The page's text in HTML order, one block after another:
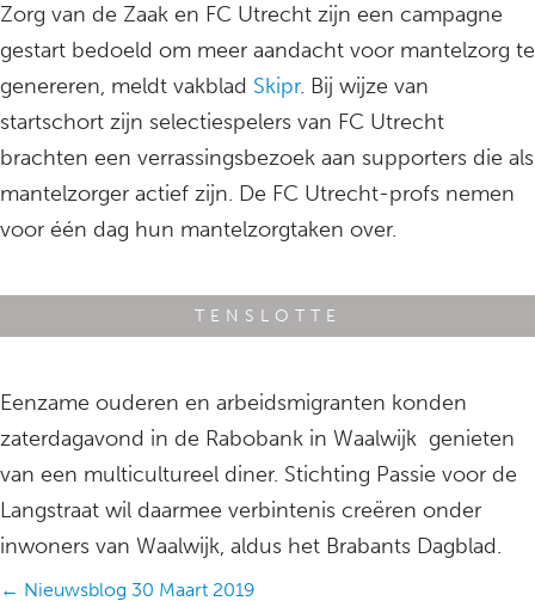
Zorg van de Zaak en FC Utrecht zijn een campagne
gestart bedoeld om meer aandacht voor mantelzorg te
genereren, meldt vakblad Skipr. Bij wijze van
startschort zijn selectiespelers van FC Utrecht
brachten een verrassingsbezoek aan supporters die als
mantelzorger actief zijn. De FC Utrecht-profs nemen
voor één dag hun mantelzorgtaken over.
TENSLOTTE
Eenzame ouderen en arbeidsmigranten konden
zaterdagavond in de Rabobank in Waalwijk genieten
van een multicultureel diner. Stichting Passie voor de
Langstraat wil daarmee verbintenis creëren onder
inwoners van Waalwijk, aldus het Brabants Dagblad.
← Nieuwsblog 30 Maart 2019